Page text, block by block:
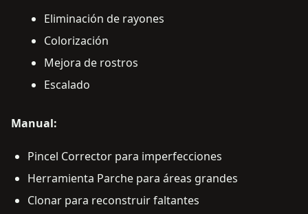
Eliminación de rayones
Colorización
Mejora de rostros
Escalado
Manual:
Pincel Corrector para imperfecciones
Herramienta Parche para áreas grandes
Clonar para reconstruir faltantes